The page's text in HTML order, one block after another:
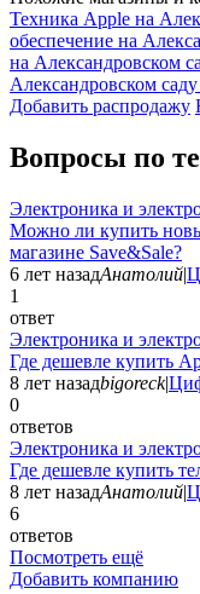
Техника Apple на
обеспечение на
на Александровском
Александровском саду
Добавить раcпродажу
Вопросы по
Электроника и
Можно ли купить
магазине Save&Sale?
6 лет назадАнатолий|
1
ответ
Электроника и
Где дешевле купить
8 лет назадbigoreck|
0
ответов
Электроника и
Где дешевле купить
8 лет назадАнатолий|
6
ответов
Посмотреть ещё
Добавить компанию